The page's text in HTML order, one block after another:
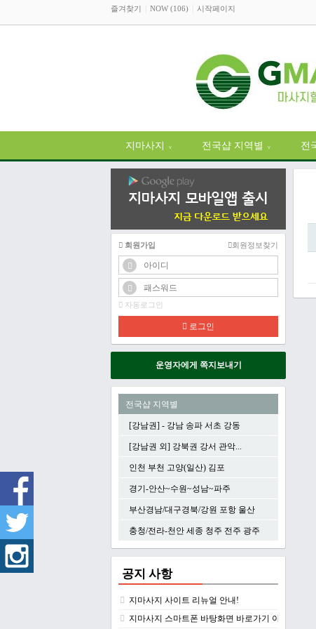
즐겨찾기 NOW (106) 시작페이지
지마사지 ∨ 전국샵 지역별 ∨ 전
회원가입 회원정보찾기
자동로그인
로그인
운영자에게 쪽지보내기
전국샵 지역별
[강남권] - 강남 송파 서초 강동
[강남권 외] 강북권 강서 관악...
인천 부천 고양(일산) 김포
경기-안산~수원~성남~파주
부산경남/대구경북/강원 포항 울산
충청/전라-천안 세종 청주 전주 광주
공지 사항
지마사지 사이트 리뉴얼 안내!
지마사지 스마트폰 바탕화면 바로가기 아이콘 만